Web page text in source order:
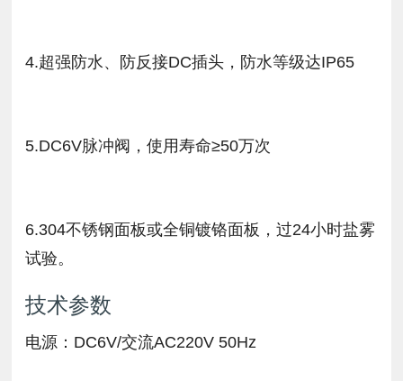
4.超强防水、防反接DC插头，防水等级达IP65
5.DC6V脉冲阀，使用寿命≥50万次
6.304不锈钢面板或全铜镀铬面板，过24小时盐雾
试验。
技术参数
电源：DC6V/交流AC220V 50Hz